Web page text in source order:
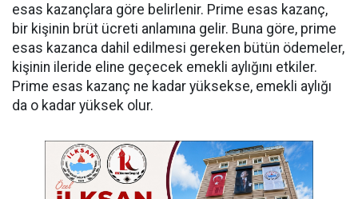
esas kazançlara göre belirlenir. Prime esas kazanç,
bir kişinin brüt ücreti anlamına gelir. Buna göre, prime
esas kazanca dahil edilmesi gereken bütün ödemeler,
kişinin ileride eline geçecek emekli aylığını etkiler.
Prime esas kazanç ne kadar yüksekse, emekli aylığı
da o kadar yüksek olur.